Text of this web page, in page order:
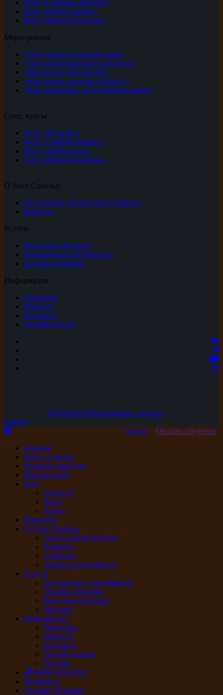
Курс «Сомелье Эксперт»
Курс «Шеф Сомелье»
Курс «Мастер Сомелье»
Мероприятия
«Дегустация испанских вин»
«Дегустация крепкого алкоголя»
«Искусство дегустации»
«Как читать винную этикетку»
«Как правильно дегустировать вино»
Спец. курсы
Курс «Фумелье»
Курс «Сомелье Кавист»
Курс «Амбассадор»
Курс «Пивной сомелье»
О Лиге Сомелье
Об учебном центре Лиги Сомелье
Команда
Услуги
Выездное обучение
Подарочные сертификаты
Заочное обучение
Информация
Партнеры
Новости
Контакты
Онлайн-оплата
Обработка персональных данных
Оферта
Онлайн-обучение
Оплата
Главная
Курсы сомелье
Открыть винотеку
Мероприятия
Блог
Новости
Фото
Видео
Контакты
О Лиге Сомелье
Лига Сомелье России
Команда
Спикеры
Заявка на сертификат
Услуги
Подарочные сертификаты
Онлайн обучение
Выездное обучение
Магазин
Информация
Партнеры
Новости
Контакты
Онлайн-оплата
Отзывы
8(800) 550 9193
Франшиза
Онлайн обучение